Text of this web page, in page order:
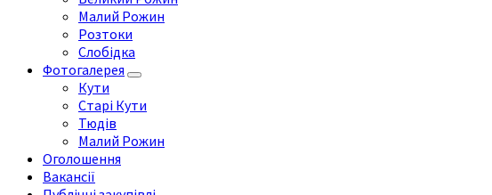
Малий Рожин
Розтоки
Слобідка
Фотогалерея
Кути
Старі Кути
Тюдів
Малий Рожин
Оголошення
Вакансії